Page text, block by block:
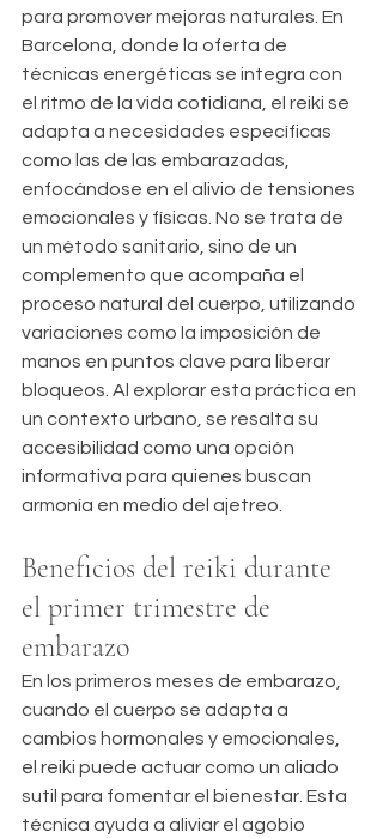
para promover mejoras naturales. En
Barcelona, donde la oferta de
técnicas energéticas se integra con
el ritmo de la vida cotidiana, el reiki se
adapta a necesidades específicas
como las de las embarazadas,
enfocándose en el alivio de tensiones
emocionales y físicas. No se trata de
un método sanitario, sino de un
complemento que acompaña el
proceso natural del cuerpo, utilizando
variaciones como la imposición de
manos en puntos clave para liberar
bloqueos. Al explorar esta práctica en
un contexto urbano, se resalta su
accesibilidad como una opción
informativa para quienes buscan
armonía en medio del ajetreo.
Beneficios del reiki durante
el primer trimestre de
embarazo
En los primeros meses de embarazo,
cuando el cuerpo se adapta a
cambios hormonales y emocionales,
el reiki puede actuar como un aliado
sutil para fomentar el bienestar. Esta
técnica ayuda a aliviar el agobio